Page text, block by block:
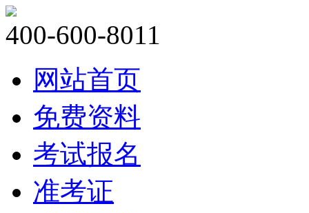
400-600-8011
网站首页
免费资料
考试报名
准考证